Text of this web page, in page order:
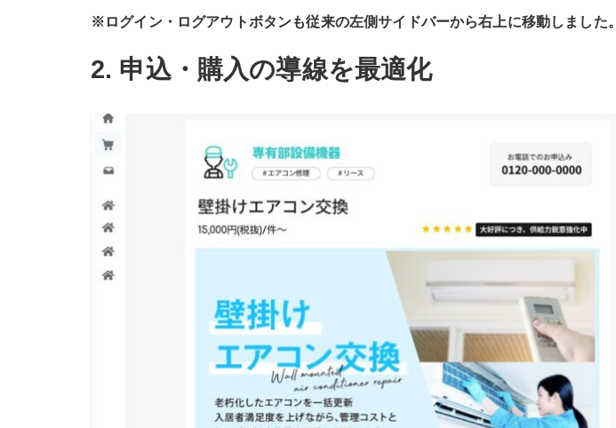
※ログイン・ログアウトボタンも従来の左側サイドバーから右上に移動しました。
2. 申込・購入の導線を最適化